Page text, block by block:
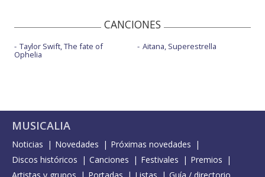
CANCIONES
Taylor Swift, The fate of
Ophelia
Aitana, Superestrella
MUSICALIA
Noticias Novedades
Próximas novedades
Discos históricos
Canciones Festivales
Premios